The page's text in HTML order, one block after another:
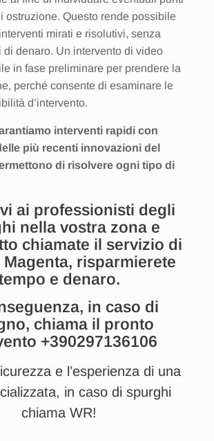
ostruzione. Questo rende possibile
mirati e risolutivi, senza
di denaro. Un intervento di video
in fase preliminare per prendere la
perché consente di esaminare le
d’intervento.
interventi rapidi con
più recenti innovazioni del
di risolvere ogni tipo di
ai professionisti degli
nella vostra zona e
chiamate il servizio di
risparmierete
e denaro.
in caso di
chiama il pronto
+390297136106
e l’esperienza di una
in caso di spurghi
chiama WR!